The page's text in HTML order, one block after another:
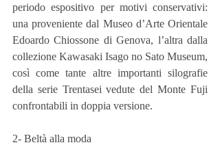
periodo espositivo per motivi conservativi:
una proveniente dal Museo d’Arte Orientale
Edoardo Chiossone di Genova, l’altra dalla
collezione Kawasaki Isago no Sato Museum,
così come tante altre importanti silografie
della serie Trentasei vedute del Monte Fuji
confrontabili in doppia versione.
2- Beltà alla moda